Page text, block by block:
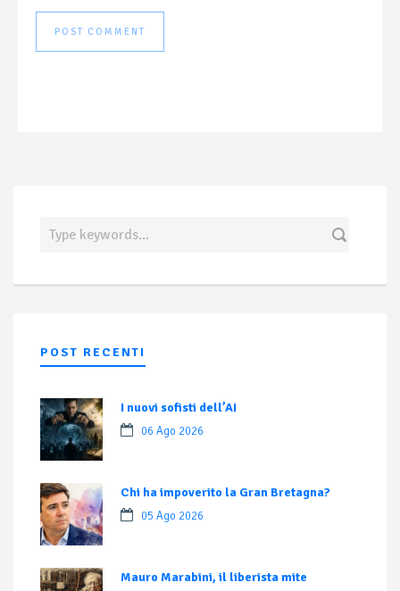
POST RECENTI
I nuovi sofisti dell’AI
06 Ago 2026
Chi ha impoverito la Gran Bretagna?
05 Ago 2026
Mauro Marabini, il liberista mite